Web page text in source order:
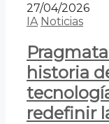
27/04/2026
IA Noticias
historia
redefinir